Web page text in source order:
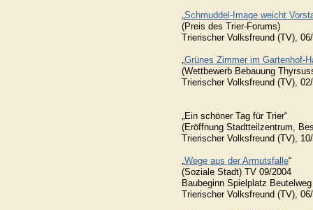
Schmuddel-Image weicht
(Preis des Trier-Forums)
Trierischer Volksfreund (TV),
Grünes Zimmer im Gartenhof-
(Wettbewerb Bebauung
Trierischer Volksfreund (TV),
„Ein schöner Tag für Trier“
(Eröffnung Stadtteilzentrum,
Trierischer Volksfreund (TV),
Wege aus der Armutsfalle“
(Soziale Stadt) TV 09/2004
Baubeginn Spielplatz Beutelweg
Trierischer Volksfreund (TV),